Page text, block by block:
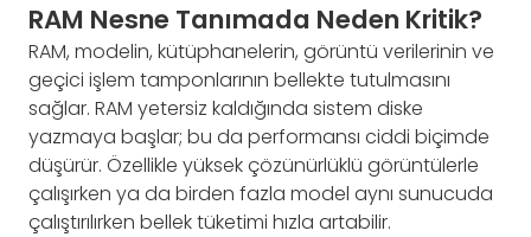
RAM Nesne Tanımada Neden Kritik?
RAM, modelin, kütüphanelerin, görüntü verilerinin ve
geçici işlem tamponlarının bellekte tutulmasını
sağlar. RAM yetersiz kaldığında sistem diske
yazmaya başlar; bu da performansı ciddi biçimde
düşürür. Özellikle yüksek çözünürlüklü görüntülerle
çalışırken ya da birden fazla model aynı sunucuda
çalıştırılırken bellek tüketimi hızla artabilir.